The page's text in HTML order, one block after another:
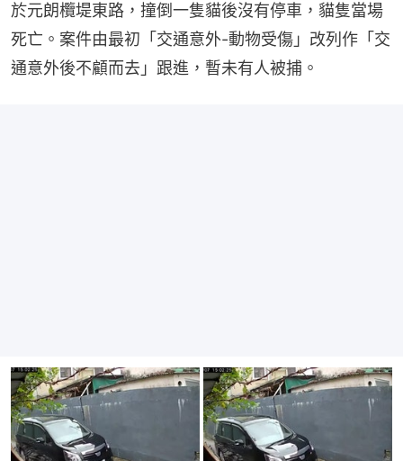
於元朗欖堤東路，撞倒一隻貓後沒有停車，貓隻當場
死亡。案件由最初「交通意外-動物受傷」改列作「交
通意外後不顧而去」跟進，暫未有人被捕。